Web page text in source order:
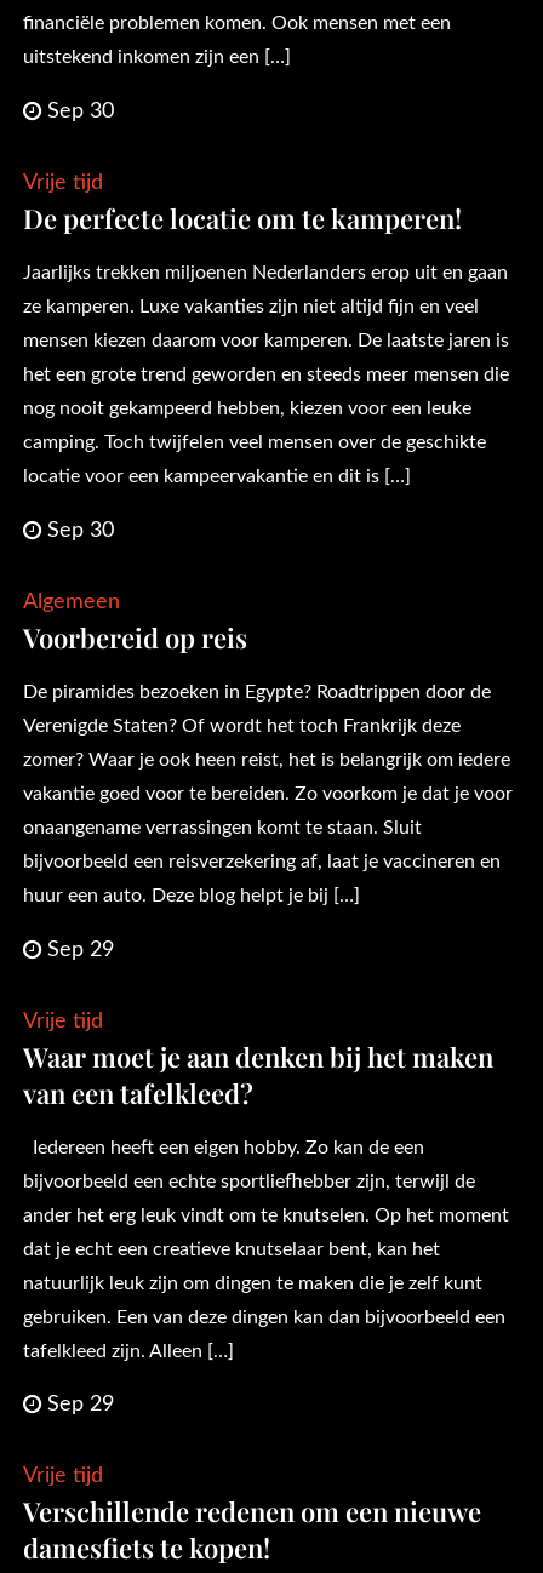
financiële problemen komen. Ook mensen met een
uitstekend inkomen zijn een […]
Sep 30
Vrije tijd
De perfecte locatie om te kamperen!
Jaarlijks trekken miljoenen Nederlanders erop uit en gaan
ze kamperen. Luxe vakanties zijn niet altijd fijn en veel
mensen kiezen daarom voor kamperen. De laatste jaren is
het een grote trend geworden en steeds meer mensen die
nog nooit gekampeerd hebben, kiezen voor een leuke
camping. Toch twijfelen veel mensen over de geschikte
locatie voor een kampeervakantie en dit is […]
Sep 30
Algemeen
Voorbereid op reis
De piramides bezoeken in Egypte? Roadtrippen door de
Verenigde Staten? Of wordt het toch Frankrijk deze
zomer? Waar je ook heen reist, het is belangrijk om iedere
vakantie goed voor te bereiden. Zo voorkom je dat je voor
onaangename verrassingen komt te staan. Sluit
bijvoorbeeld een reisverzekering af, laat je vaccineren en
huur een auto. Deze blog helpt je bij […]
Sep 29
Vrije tijd
Waar moet je aan denken bij het maken
van een tafelkleed?
Iedereen heeft een eigen hobby. Zo kan de een
bijvoorbeeld een echte sportliefhebber zijn, terwijl de
ander het erg leuk vindt om te knutselen. Op het moment
dat je echt een creatieve knutselaar bent, kan het
natuurlijk leuk zijn om dingen te maken die je zelf kunt
gebruiken. Een van deze dingen kan dan bijvoorbeeld een
tafelkleed zijn. Alleen […]
Sep 29
Vrije tijd
Verschillende redenen om een nieuwe
damesfiets te kopen!